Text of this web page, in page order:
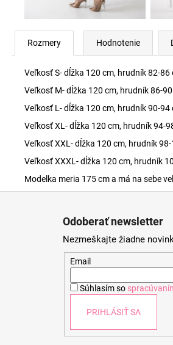
Rozmery Hodnotenie
Veľkosť S- dĺžka 120 cm, hrudník 82-86
Veľkosť M- dĺžka 120 cm, hrudník 86-
Veľkosť L- dĺžka 120 cm, hrudník 90-94
Veľkosť XL- dĺžka 120 cm, hrudník 94-
Veľkosť XXL- dĺžka 120 cm, hrudník
Veľkosť XXXL- dĺžka 120 cm, hrudník
Modelka meria 175 cm a má na sebe
Odoberať newsletter
Nezmeškajte žiadne
Email
Súhlasím so
PRIHLÁSIŤ SA